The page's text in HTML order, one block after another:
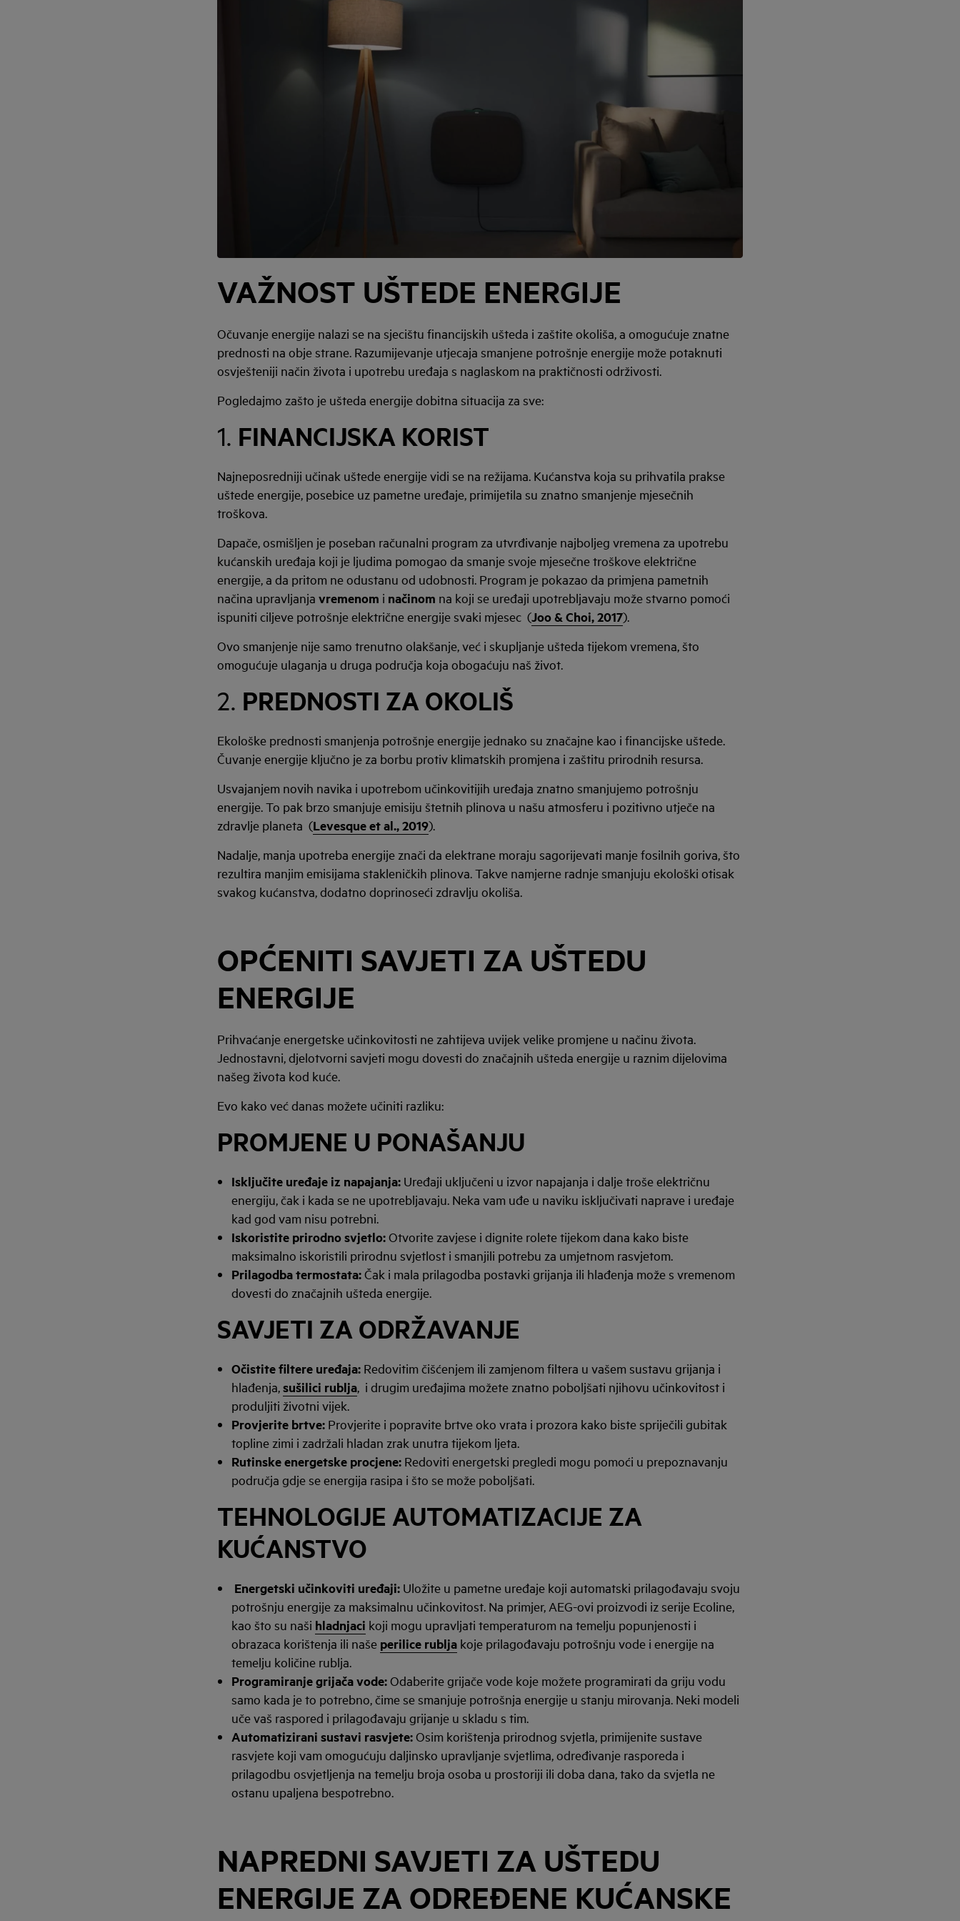
VAŽNOST UŠTEDE ENERGIJE
Očuvanje energije nalazi se na sjecištu financijskih ušteda i zaštite okoliša, a omogućuje znatne
prednosti na obje strane. Razumijevanje utjecaja smanjene potrošnje energije može potaknuti
osvješteniji način života i upotrebu uređaja s naglaskom na praktičnosti održivosti.
Pogledajmo zašto je ušteda energije dobitna situacija za sve:
1. FINANCIJSKA KORIST
Najneposredniji učinak uštede energije vidi se na režijama. Kućanstva koja su prihvatila prakse
uštede energije, posebice uz pametne uređaje, primijetila su znatno smanjenje mjesečnih
troškova.
Dapače, osmišljen je poseban računalni program za utvrđivanje najboljeg vremena za upotrebu
kućanskih uređaja koji je ljudima pomogao da smanje svoje mjesečne troškove električne
energije, a da pritom ne odustanu od udobnosti. Program je pokazao da primjena pametnih
načina upravljanja vremenom i načinom na koji se uređaji upotrebljavaju može stvarno pomoći
ispuniti ciljeve potrošnje električne energije svaki mjesec (Joo & Choi, 2017).
Ovo smanjenje nije samo trenutno olakšanje, već i skupljanje ušteda tijekom vremena, što
omogućuje ulaganja u druga područja koja obogaćuju naš život.
2. PREDNOSTI ZA OKOLIŠ
Ekološke prednosti smanjenja potrošnje energije jednako su značajne kao i financijske uštede.
Čuvanje energije ključno je za borbu protiv klimatskih promjena i zaštitu prirodnih resursa.
Usvajanjem novih navika i upotrebom učinkovitijih uređaja znatno smanjujemo potrošnju
energije. To pak brzo smanjuje emisiju štetnih plinova u našu atmosferu i pozitivno utječe na
zdravlje planeta (Levesque et al., 2019).
Nadalje, manja upotreba energije znači da elektrane moraju sagorijevati manje fosilnih goriva, što
rezultira manjim emisijama stakleničkih plinova. Takve namjerne radnje smanjuju ekološki otisak
svakog kućanstva, dodatno doprinoseći zdravlju okoliša.
OPĆENITI SAVJETI ZA UŠTEDU
ENERGIJE
Prihvaćanje energetske učinkovitosti ne zahtijeva uvijek velike promjene u načinu života.
Jednostavni, djelotvorni savjeti mogu dovesti do značajnih ušteda energije u raznim dijelovima
našeg života kod kuće.
Evo kako već danas možete učiniti razliku:
PROMJENE U PONAŠANJU
Isključite uređaje iz napajanja: Uređaji uključeni u izvor napajanja i dalje troše električnu
energiju, čak i kada se ne upotrebljavaju. Neka vam uđe u naviku isključivati naprave i uređaje
kad god vam nisu potrebni.
Iskoristite prirodno svjetlo:Otvorite zavjese i dignite rolete tijekom dana kako biste
maksimalno iskoristili prirodnu svjetlost i smanjili potrebu za umjetnom rasvjetom.
Prilagodba termostata:Čak i mala prilagodba postavki grijanja ili hlađenja može s vremenom
dovesti do značajnih ušteda energije.
SAVJETI ZA ODRŽAVANJE
Očistite filtere uređaja: Redovitim čišćenjem ili zamjenom filtera u vašem sustavu grijanja i
hlađenja,sušilici rublja, i drugim uređajima možete znatno poboljšati njihovu učinkovitost i
produljiti životni vijek.
Provjerite brtve: Provjerite i popravite brtve oko vrata i prozora kako biste spriječili gubitak
topline zimi i zadržali hladan zrak unutra tijekom ljeta.
Rutinske energetske procjene: Redoviti energetski pregledi mogu pomoći u prepoznavanju
područja gdje se energija rasipa i što se može poboljšati.
TEHNOLOGIJE AUTOMATIZACIJE ZA
KUĆANSTVO
Energetski učinkoviti uređaji: Uložite u pametne uređaje koji automatski prilagođavaju svoju
potrošnju energije za maksimalnu učinkovitost. Na primjer, AEG-ovi proizvodi iz serije Ecoline,
kao što su naši hladnjaci koji mogu upravljati temperaturom na temelju popunjenosti i
obrazaca korištenja ili naše perilice rublja koje prilagođavaju potrošnju vode i energije na
temelju količine rublja.
Programiranje grijača vode:Odaberite grijače vode koje možete programirati da griju vodu
samo kada je to potrebno, čime se smanjuje potrošnja energije u stanju mirovanja. Neki modeli
uče vaš raspored i prilagođavaju grijanje u skladu s tim.
Automatizirani sustavi rasvjete:Osim korištenja prirodnog svjetla, primijenite sustave
rasvjete koji vam omogućuju daljinsko upravljanje svjetlima, određivanje rasporeda i
prilagodbu osvjetljenja na temelju broja osoba u prostoriji ili doba dana, tako da svjetla ne
ostanu upaljena bespotrebno.
NAPREDNI SAVJETI ZA UŠTEDU
ENERGIJE ZA ODREĐENE KUĆANSKE